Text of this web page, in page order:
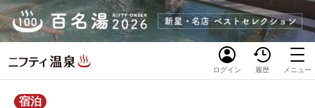
ログイン 履歴 メニュー
宿泊